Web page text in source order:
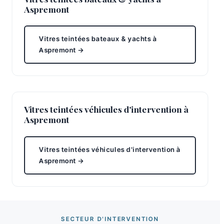
Aspremont
Vitres teintées bateaux & yachts à
Aspremont →
Vitres teintées véhicules d'intervention à
Aspremont
Vitres teintées véhicules d'intervention à
Aspremont →
SECTEUR D'INTERVENTION